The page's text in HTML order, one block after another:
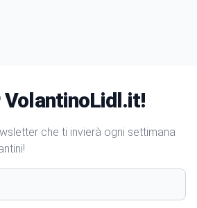
che ti invierà ogni settimana